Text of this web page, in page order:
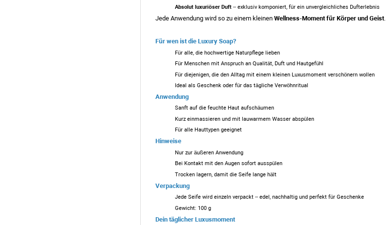
Absolut luxuriöser Duft – exklusiv komponiert, für ein unvergleichliches Dufterlebnis
Jede Anwendung wird so zu einem kleinen Wellness-Moment für Körper und Geist.
Für wen ist die Luxury Soap?
Für alle, die hochwertige Naturpflege lieben
Für Menschen mit Anspruch an Qualität, Duft und Hautgefühl
Für diejenigen, die den Alltag mit einem kleinen Luxusmoment verschönern wollen
Ideal als Geschenk oder für das tägliche Verwöhnritual
Anwendung
Sanft auf die feuchte Haut aufschäumen
Kurz einmassieren und mit lauwarmem Wasser abspülen
Für alle Hauttypen geeignet
Hinweise
Nur zur äußeren Anwendung
Bei Kontakt mit den Augen sofort ausspülen
Trocken lagern, damit die Seife lange hält
Verpackung
Jede Seife wird einzeln verpackt – edel, nachhaltig und perfekt für Geschenke
Gewicht: 100 g
Dein täglicher Luxusmoment